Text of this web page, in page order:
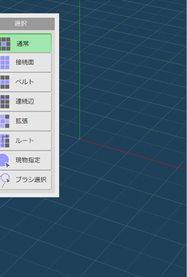
植物工場
知財マネジメ
海外生産
グローバル設計
制御セキュリテ
新型コロナへの